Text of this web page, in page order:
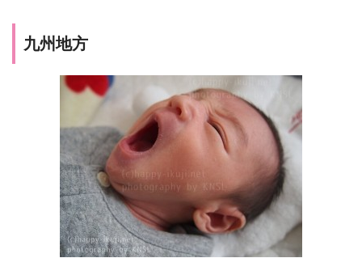
九州地方